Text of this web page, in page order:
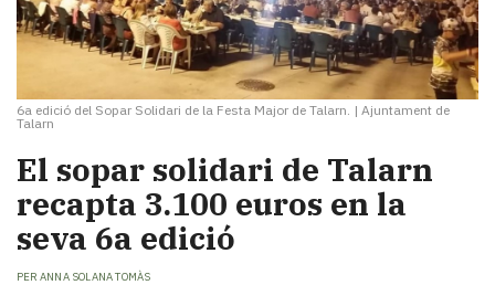
6a edició del Sopar Solidari de la Festa Major de Talarn. | Ajuntament de
Talarn
El sopar solidari de Talarn
recapta 3.100 euros en la
seva 6a edició
PER ANNA SOLANA TOMÀS